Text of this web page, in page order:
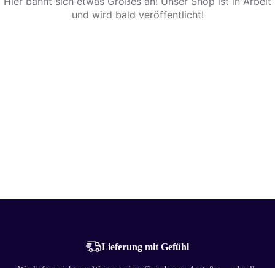
und wird bald veröffentlicht!
Lieferung mit Gefühl